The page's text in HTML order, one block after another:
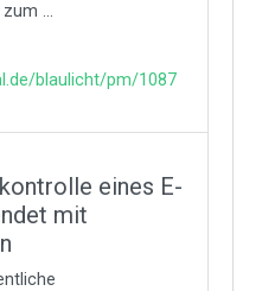
...
blaulicht/pm/1087
eines E-
mit